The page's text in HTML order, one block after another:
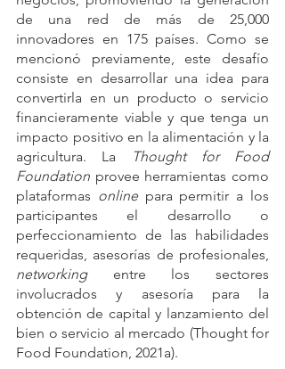
de una red de más de 25,000
innovadores en 175 países. Como se
mencionó previamente, este desafío
consiste en desarrollar una idea para
convertirla en un producto o servicio
financieramente viable y que tenga un
impacto positivo en la alimentación y la
agricultura. La
Thought for Food
Foundation provee herramientas como
plataformas online para permitir a los
participantes el desarrollo o
perfeccionamiento de las habilidades
networking entre los sectores
involucrados y asesoría para la
obtención de capital y lanzamiento del
bien o servicio al mercado (Thought for
Food Foundation, 2021a).